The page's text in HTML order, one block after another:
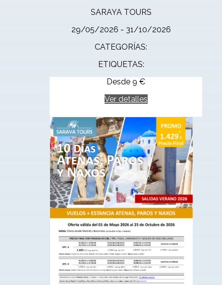
SARAYA TOURS
29/05/2026 - 31/10/2026
CATEGORÍAS:
ETIQUETAS:
Desde 9 €
Ver detalles